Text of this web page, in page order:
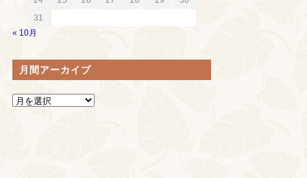
31
« 10月
月間アーカイブ